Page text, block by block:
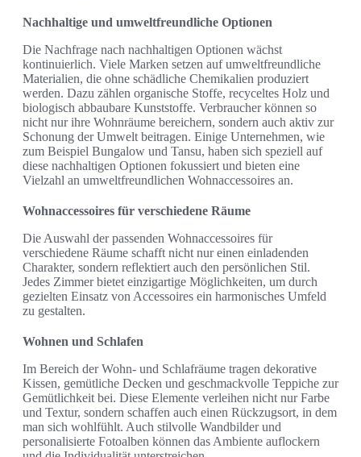
Nachhaltige und umweltfreundliche Optionen
Die Nachfrage nach nachhaltigen Optionen wächst
kontinuierlich. Viele Marken setzen auf umweltfreundliche
Materialien, die ohne schädliche Chemikalien produziert
werden. Dazu zählen organische Stoffe, recyceltes Holz und
biologisch abbaubare Kunststoffe. Verbraucher können so
nicht nur ihre Wohnräume bereichern, sondern auch aktiv zur
Schonung der Umwelt beitragen. Einige Unternehmen, wie
zum Beispiel Bungalow und Tansu, haben sich speziell auf
diese nachhaltigen Optionen fokussiert und bieten eine
Vielzahl an umweltfreundlichen Wohnaccessoires an.
Wohnaccessoires für verschiedene Räume
Die Auswahl der passenden Wohnaccessoires für
verschiedene Räume schafft nicht nur einen einladenden
Charakter, sondern reflektiert auch den persönlichen Stil.
Jedes Zimmer bietet einzigartige Möglichkeiten, um durch
gezielten Einsatz von Accessoires ein harmonisches Umfeld
zu gestalten.
Wohnen und Schlafen
Im Bereich der Wohn- und Schlafräume tragen dekorative
Kissen, gemütliche Decken und geschmackvolle Teppiche zur
Gemütlichkeit bei. Diese Elemente verleihen nicht nur Farbe
und Textur, sondern schaffen auch einen Rückzugsort, in dem
man sich wohlfühlt. Auch stilvolle Wandbilder und
personalisierte Fotoalben können das Ambiente auflockern